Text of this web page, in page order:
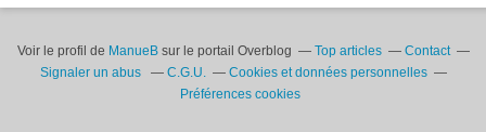
Voir le profil de ManueBsur le portail Overblog Top articles
Contact
Signaler un abus
C.G.U.
Cookies et données personnelles
Préférences cookies